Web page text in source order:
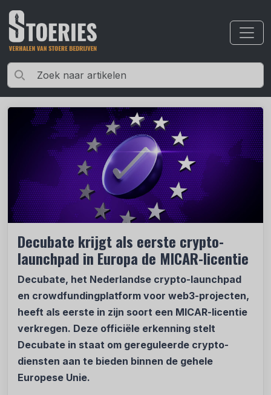
Decubate krijgt als eerste crypto-
launchpad in Europa de MICAR-licentie
Decubate, het Nederlandse crypto-launchpad
en crowdfundingplatform voor web3-projecten,
heeft als eerste in zijn soort een MICAR-licentie
verkregen. Deze officiële erkenning stelt
Decubate in staat om gereguleerde crypto-
diensten aan te bieden binnen de gehele
Europese Unie.